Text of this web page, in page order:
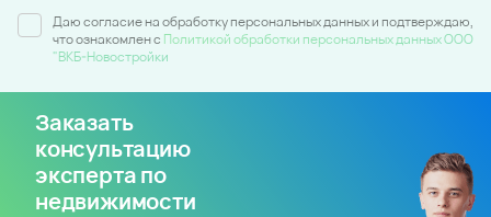
Даю согласие на обработку персональных данных и подтверждаю,
что ознакомлен c Политикой обработки персональных данных ООО
"ВКБ-Новостройки
Заказать
консультацию
эксперта по
недвижимости